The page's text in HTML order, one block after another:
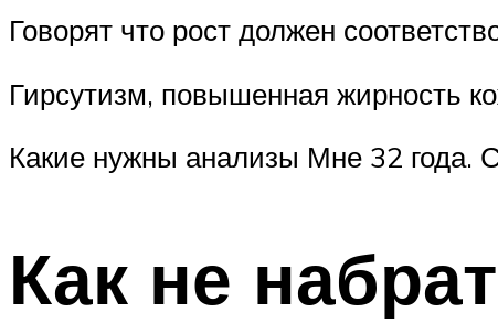
Говорят что рост должен
Гирсутизм, повышенная жирность
Какие нужны анализы Мне 32 года.
Как не